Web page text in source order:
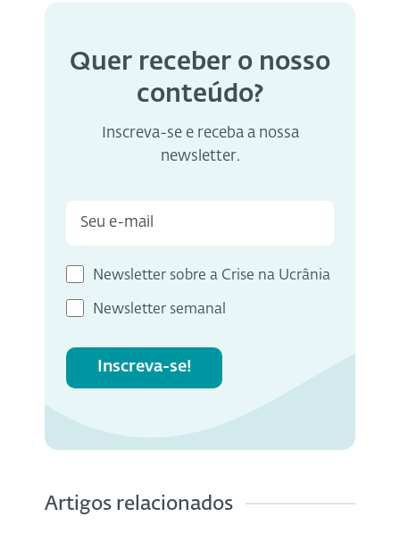
Quer receber o nosso
conteúdo?
Inscreva-se e receba a nossa
newsletter.
Newsletter sobre a Crise na Ucrânia
Newsletter semanal
Inscreva-se!
Artigos relacionados